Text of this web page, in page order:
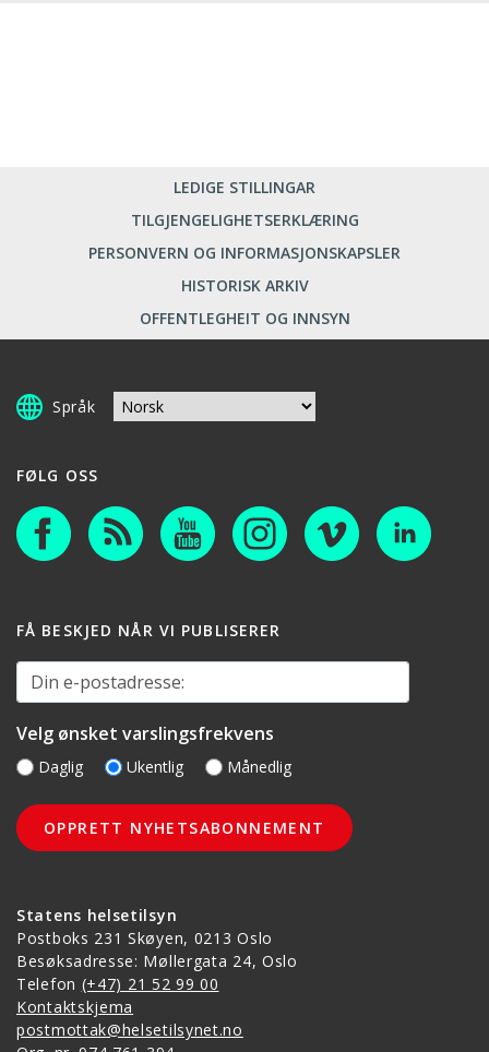
LEDIGE STILLINGAR
TILGJENGELIGHETSERKLÆRING
PERSONVERN OG INFORMASJONSKAPSLER
HISTORISK ARKIV
OFFENTLEGHEIT OG INNSYN
Språk
Statens helsetilsyn
Postboks 231 Skøyen, 0213 Oslo
Besøksadresse: Møllergata 24, Oslo
Telefon (+47) 21 52 99 00
Kontaktskjema
postmottak@helsetilsynet.no
FØLG OSS
FÅ BESKJED NÅR VI PUBLISERER
Din e-postadresse:
Velg ønsket varslingsfrekvens
Daglig Ukentlig Månedlig